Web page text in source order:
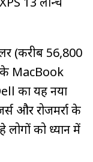
(करीब 56,800
MacBook
का यह नया
और रोजमर्रा के
को ध्यान में